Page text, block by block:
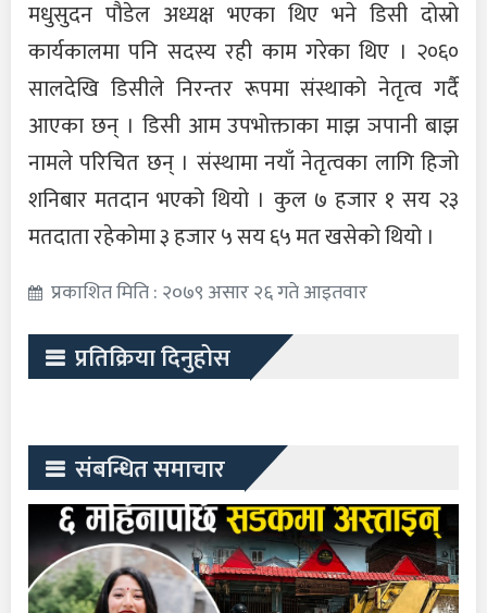
मधुसुदन पौडेल अध्यक्ष भएका थिए भने डिसी दोस्रो
कार्यकालमा पनि सदस्य रही काम गरेका थिए । २०६०
सालदेखि डिसीले निरन्तर रूपमा संस्थाको नेतृत्व गर्दै
आएका छन् । डिसी आम उपभोक्ताका माझ ञपानी बाझ
नामले परिचित छन् । संस्थामा नयाँ नेतृत्वका लागि हिजो
शनिबार मतदान भएको थियो । कुल ७ हजार १ सय २३
मतदाता रहेकोमा ३ हजार ५ सय ६५ मत खसेको थियो ।
प्रकाशित मिति : २०७९ असार २६ गते आइतवार
प्रतिक्रिया दिनुहोस
संबन्धित समाचार